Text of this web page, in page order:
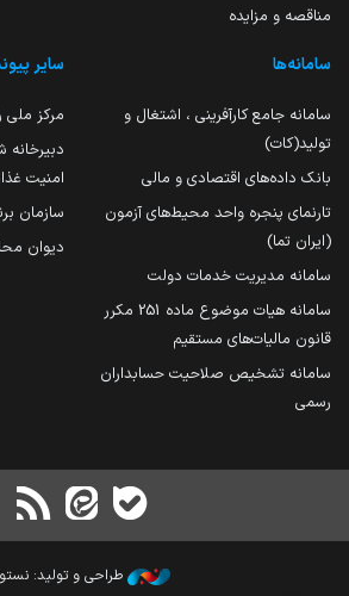
مناقصه و مزایده
سامانه‌ها
سامانه جامع کارآفرینی ، اشتغال و
تولید(کات)
بانک داده‌های اقتصادی و مالی
تارنمای پنجره واحد محیط‌های آزمون
(ایران تما)
سامانه مدیریت خدمات دولت
سامانه هیات موضوع ماده 251 مکرر
قانون مالیات‌های مستقیم
سامانه تشخیص صلاحیت حسابداران
رسمی
سایر
مرکز ملی
امنیت
سازمان
دیوان
طراحی و تولید: